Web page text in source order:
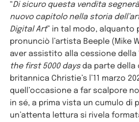
“Di sicuro questa vendita segnerà
nuovo capitolo nella storia
Digital Art” in tal modo, alquanto
pronunciò l’artista Beeple (Mike
aver assistito alla cessione della
the first 5000 daysda parte della
britannica Christie’s l’11 marzo
quell’occasione a far scalpore
in sé, a prima vista un cumulo di
un’attenta lettura si rivela